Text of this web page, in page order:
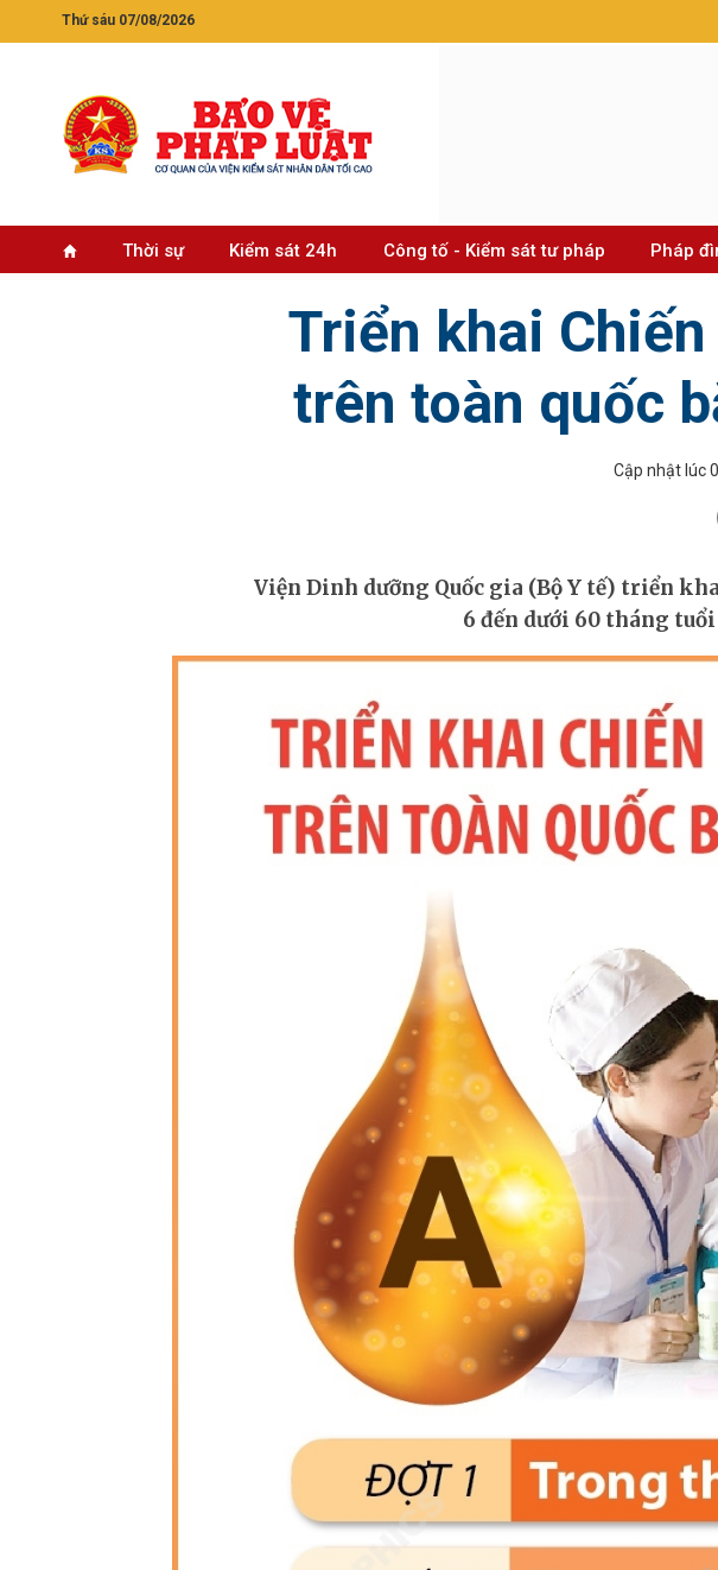
Thứ sáu 07/08/2026
Thời sự Kiểm sát 24h Công tố - Kiểm sát tư pháp Pháp
Triển khai
trên toàn quốc
Cập nhật lúc
ĐỒ HỌA - INFOGRAPHIC Triển khai Chiến dịch bổ sung vitamin A
Viện Dinh dưỡng Quốc gia (Bộ Y tế) triển
6 đến dưới 60 tháng